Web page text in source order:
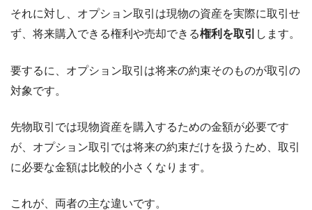
それに対し、オプション取引は現物の資産を実際に取引せ
ず、将来購入できる権利や売却できる権利を取引 します。
要するに、オプション取引は将来の約束そのものが取引の
対象です。
先物取引では現物資産を購入するための金額が必要です
が、オプション取引では将来の約束だけを扱うため、取引
に必要な金額は比較的小さくなります。
これが、両者の主な違いです。